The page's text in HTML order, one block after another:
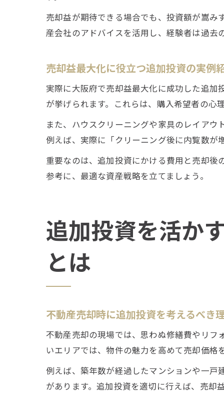
売却益が期待できる場合でも、投資額が嵩
産会社のアドバイスを活用し、経験者は過去
売却益最大化に役立つ追加投資の実例
実際に大阪府で売却益最大化に成功した追
が挙げられます。これらは、購入希望者の心
また、ハウスクリーニングや家具のレイアウ
例えば、実際に「クリーニング後に内覧数が
重要なのは、追加投資にかける費用と売却後
参考に、最適な資産戦略を立てましょう。
追加投資を活か
とは
不動産売却時に追加投資を考えるべき
不動産売却の現場では、思わぬ修繕費やリフ
いエリアでは、物件の魅力を高めて売却価格
例えば、築年数が経過したマンションや一戸
があります。追加投資を適切に行えば、売却